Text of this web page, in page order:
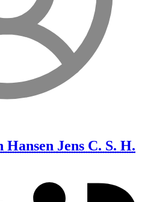
Hansen Jens C. S. H.